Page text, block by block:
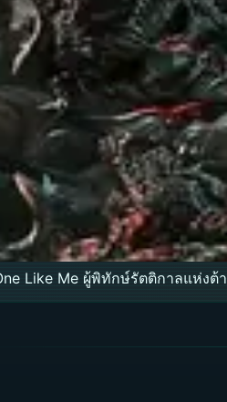
Like Me ผู้พิทักษ์รัตติกาลแห่งต้